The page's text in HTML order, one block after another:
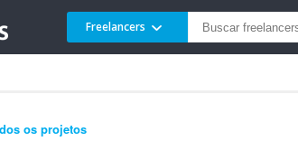
Freelancers
os projetos